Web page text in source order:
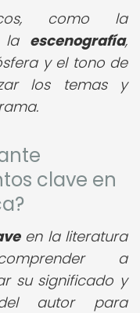
como la
escenografía,
y el tono de
los temas y
clave en
en la literatura
a
su significado y
autor para